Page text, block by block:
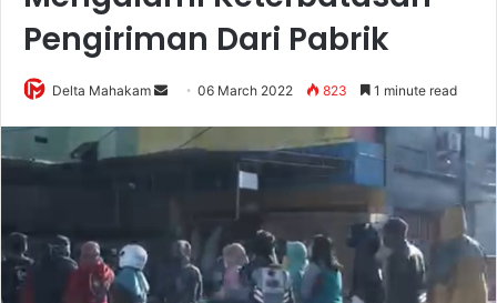
Pengiriman Dari Pabrik
Delta Mahakam 06 March 2022 823 1 minute read